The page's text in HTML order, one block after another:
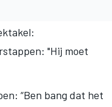
"Hij moet
“Ben bang dat het